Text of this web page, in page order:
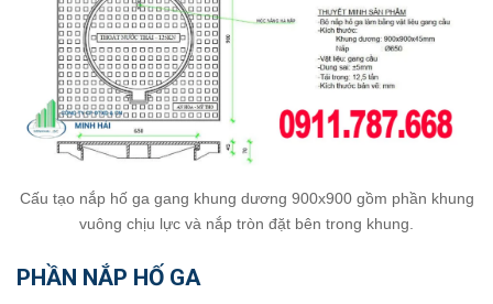
Cấu tạo nắp hố ga gang khung dương 900x900 gồm phần khung
vuông chịu lực và nắp tròn đặt bên trong khung.
PHẦN NẮP HỐ GA